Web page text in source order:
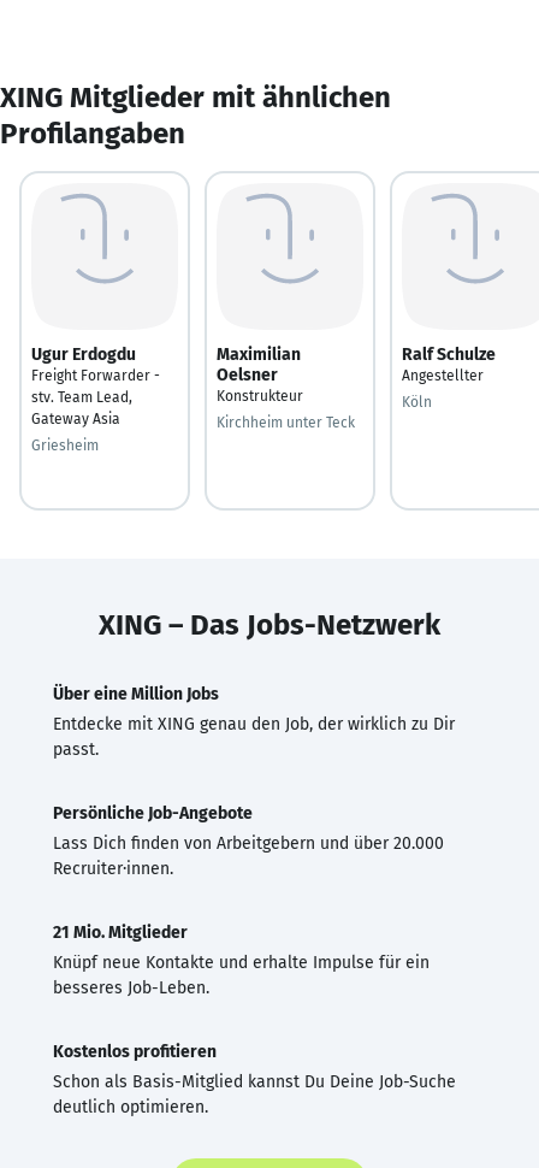
XING Mitglieder mit ähnlichen
Profilangaben
Ugur Erdogdu
Freight Forwarder -
stv. Team Lead,
Gateway Asia
Griesheim
Maximilian
Oelsner
Konstrukteur
Kirchheim unter Teck
Ralf Schulze
Angestellter
Köln
XING – Das Jobs-Netzwerk
Über eine Million Jobs
Entdecke mit XING genau den Job, der wirklich zu Dir
passt.
Persönliche Job-Angebote
Lass Dich finden von Arbeitgebern und über 20.000
Recruiter·innen.
21 Mio. Mitglieder
Knüpf neue Kontakte und erhalte Impulse für ein
besseres Job-Leben.
Kostenlos profitieren
Schon als Basis-Mitglied kannst Du Deine Job-Suche
deutlich optimieren.